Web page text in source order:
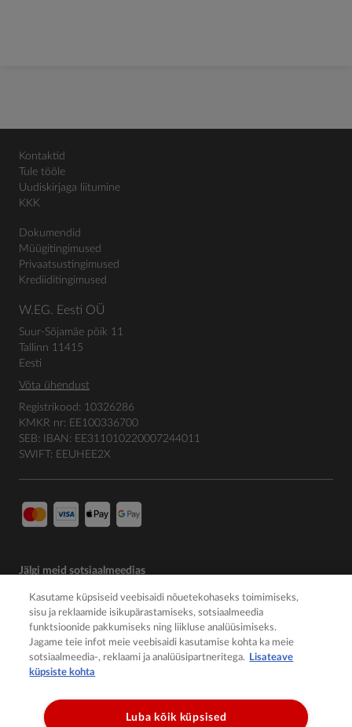
Kontaktid
Tule tööle
Uudiskirjaga liitumine
KKK
Dokumendid
Müügitingimused
Privaatsustingimused
Krediiditingimused
W.EG. Eesti OÜ
Suur-Sõjamäe põik 11
Tallinn 11415
Eesti
Võta ühendust
Registrikood: 10326286
KMKR nr: EE100336700
SEB: IBAN: EE311010220007244011
SWIFT: EEUHEE2X
Jälgi meid sotsiaalmeedias
Kasutame küpsiseid veebisaidi nõuetekohaseks toimimiseks,
sisu ja reklaamide isikupärastamiseks, sotsiaalmeedia
funktsioonide pakkumiseks ning liikluse analüüsimiseks.
Jagame teie infot meie veebisaidi kasutamise kohta ka meie
sotsiaalmeedia-, reklaami ja analüüsipartneritega. Lisateave
küpsiste kohta
Luba kõik küpsised